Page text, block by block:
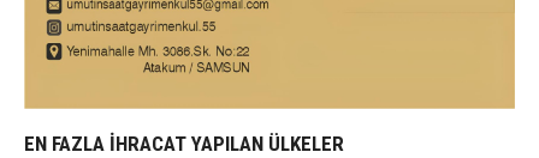
EN FAZLA İHRACAT YAPILAN ÜLKELER